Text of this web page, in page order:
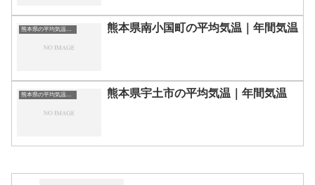
熊本県の平均気温まとめ 熊本県南小国町の平均気温｜年間気温
熊本県の平均気温まとめ 熊本県宇土市の平均気温｜年間気温